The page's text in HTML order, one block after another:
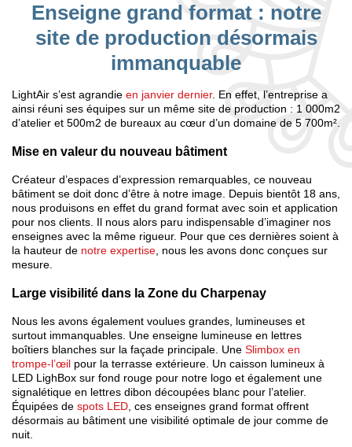
Enseigne grand format : notre
site de production désormais
immanquable
LightAir s’est agrandie en janvier dernier. En effet, l’entreprise a
ainsi réuni ses équipes sur un même site de production : 1 000m2
d’atelier et 500m2 de bureaux au cœur d’un domaine de 5 700m².
Mise en valeur du nouveau bâtiment
Créateur d’espaces d’expression remarquables, ce nouveau
bâtiment se doit donc d’être à notre image. Depuis bientôt 18 ans,
nous produisons en effet du grand format avec soin et application
pour nos clients. Il nous alors paru indispensable d’imaginer nos
enseignes avec la même rigueur. Pour que ces dernières soient à
la hauteur de notre expertise , nous les avons donc conçues sur
mesure.
Large visibilité dans la Zone du Charpenay
Nous les avons également voulues grandes, lumineuses et
surtout immanquables. Une enseigne lumineuse en lettres
boîtiers blanches sur la façade principale. Une Slimbox en
trompe-l’œil pour la terrasse extérieure. Un caisson lumineux à
LED LighBox sur fond rouge pour notre logo et également une
signalétique en lettres dibon découpées blanc pour l’atelier.
Équipées de spots LED , ces enseignes grand format offrent
désormais au bâtiment une visibilité optimale de jour comme de
nuit.